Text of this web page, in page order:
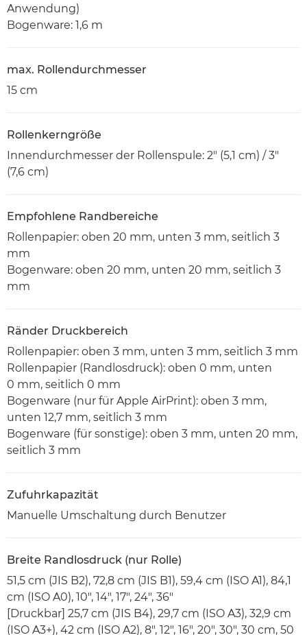
Anwendung)
Bogenware: 1,6 m
max. Rollendurchmesser
15 cm
Rollenkerngröße
Innendurchmesser der Rollenspule: 2" (5,1 cm) / 3"
(7,6 cm)
Empfohlene Randbereiche
Rollenpapier: oben 20 mm, unten 3 mm, seitlich 3
mm
Bogenware: oben 20 mm, unten 20 mm, seitlich 3
mm
Ränder Druckbereich
Rollenpapier: oben 3 mm, unten 3 mm, seitlich 3 mm
Rollenpapier (Randlosdruck): oben 0 mm, unten
0 mm, seitlich 0 mm
Bogenware (nur für Apple AirPrint): oben 3 mm,
unten 12,7 mm, seitlich 3 mm
Bogenware (für sonstige): oben 3 mm, unten 20 mm,
seitlich 3 mm
Zufuhrkapazität
Manuelle Umschaltung durch Benutzer
Breite Randlosdruck (nur Rolle)
51,5 cm (JIS B2), 72,8 cm (JIS B1), 59,4 cm (ISO A1), 84,1
cm (ISO A0), 10", 14", 17", 24", 36"
[Druckbar] 25,7 cm (JIS B4), 29,7 cm (ISO A3), 32,9 cm
(ISO A3+), 42 cm (ISO A2), 8", 12", 16", 20", 30", 30 cm, 50